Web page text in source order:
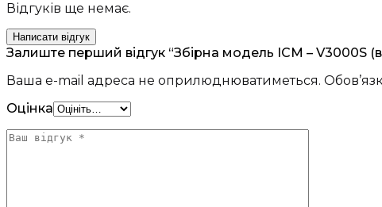
Відгуків ще немає.
Написати відгук
Залиште перший відгук “Збірна модель ICM – V3000S
Ваша e-mail адреса не оприлюднюватиметься.
Оцінка